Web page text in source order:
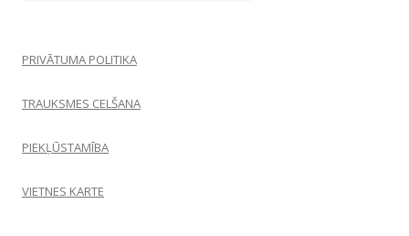
PRIVĀTUMA POLITIKA
TRAUKSMES CELŠANA
PIEKĻŪSTAMĪBA
VIETNES KARTE